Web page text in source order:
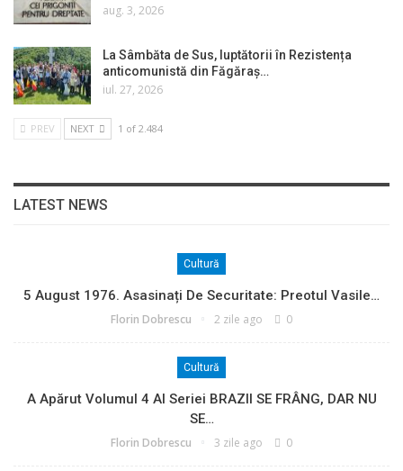
aug. 3, 2026
La Sâmbăta de Sus, luptătorii în Rezistența
anticomunistă din Făgăraș…
iul. 27, 2026
PREV NEXT 1 of 2.484
LATEST NEWS
Cultură
5 August 1976. Asasinați De Securitate: Preotul Vasile…
Florin Dobrescu 2 zile ago 0
Cultură
A Apărut Volumul 4 Al Seriei BRAZII SE FRÂNG, DAR NU
SE…
Florin Dobrescu 3 zile ago 0